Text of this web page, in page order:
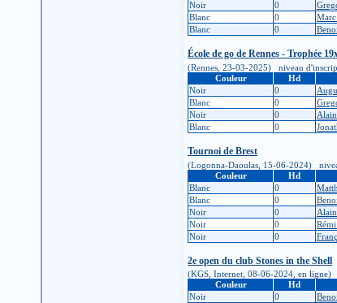
Noir
0
Blanc
0
Blanc
0
École de go de Rennes - Trophée
(Rennes, 23-03-2025) niveau
Couleur
Hd
Noir
0
Blanc
0
Noir
0
Blanc
0
Tournoi de Brest
(Logonna-Daoulas, 15-06-2024)
Couleur
Hd
Blanc
0
Blanc
0
Noir
0
Noir
0
Noir
0
2e open du club Stones in the Shell
(KGS, Internet, 08-06-2024, en ligne)
Couleur
Hd
Noir
0